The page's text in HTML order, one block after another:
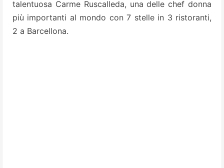
talentuosa Carme Ruscalleda, una delle chef donna
più importanti al mondo con 7 stelle in 3 ristoranti,
2 a Barcellona.